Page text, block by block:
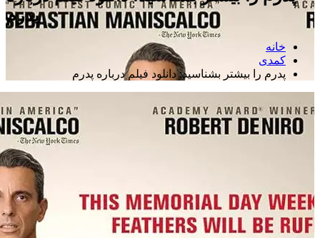
پدرم
خانه
کمدی
پدرم را بیشتر بشناسید: دانلود فیلم درباره پدرم